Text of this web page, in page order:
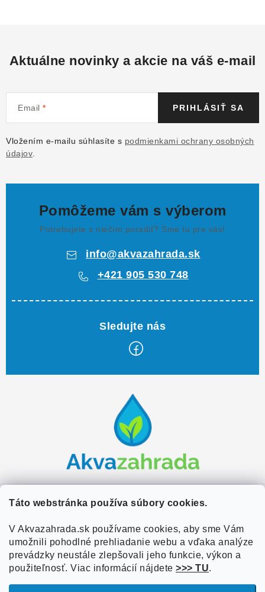
Táto webstránka používa súbory cookies.
V Akvazahrada.sk používame cookies, aby sme Vám
umožnili pohodlné prehliadanie webu a vďaka analýze
prevádzky neustále zlepšovali jeho funkcie, výkon a
použiteľnosť. Viac informácií nájdete >>> TU.
Aktuálne novinky a akcie na váš e-mail
Email
Vložením e-mailu súhlasíte s podmienkami ochrany osobných
údajov
PRIHLÁSIŤ SA
Pomôžeme vám s výberom
Potrebujete s niečím poradiť? Sme tu pre vás!
info@akvazahrada.sk
+421 905 530 748
e
Zákaznícky servis
Doprava a platba
Obchodné podmienky
Užitočné informácie
O nás
Referencie
Overené zákazníkmi